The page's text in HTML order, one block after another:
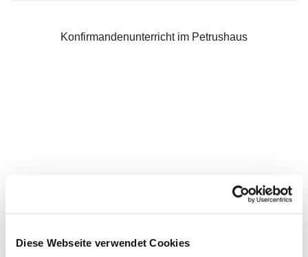
Diese Webseite verwendet Cookies
Konfirmandenunterricht im Petrushaus